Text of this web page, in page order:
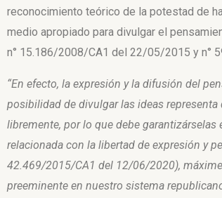
reconocimiento teórico de la potestad de
medio apropiado para divulgar el
n° 15.186/2008/CA1 del 22/05/2015 y n°
“En efecto, la expresión y la difusión del
posibilidad de divulgar las ideas
libremente, por lo que debe
relacionada con la libertad de expresión y
42.469/2015/CA1 del 12/06/2020),
preeminente en nuestro sistema